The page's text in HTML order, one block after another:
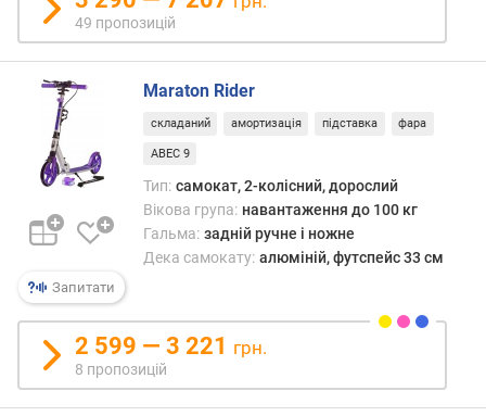
н
а
в
а
н
т
а
ж
н
н
(
)
в
49 пропозицій
Запитати
Maraton Rider
складаний амортизація підставка фара
ABEC 9
Тип: самокат, 2-колісний, дорослий
Вікова група: навантаження до 100 кг
Гальма: задній ручне і ножне
Дека самокату: алюміній, футспейс 33 см
2 599 — 3 221 грн.
8 пропозицій